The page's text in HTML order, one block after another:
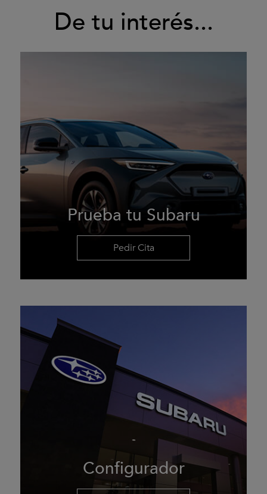
De tu interés...
Prueba tu Subaru
Pedir Cita
Configurador